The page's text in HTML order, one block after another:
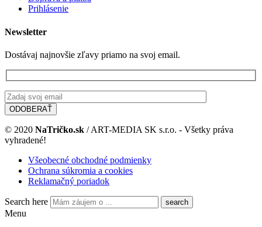
Prihlásenie
Newsletter
Dostávaj najnovšie zľavy priamo na svoj email.
© 2020 NaTričko.sk / ART-MEDIA SK s.r.o. - Všetky práva
vyhradené!
Všeobecné obchodné podmienky
Ochrana súkromia a cookies
Reklamačný poriadok
Search here
Menu